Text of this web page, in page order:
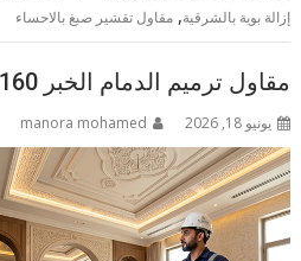
إزالة بوية بالشرقية,مقاول تقشير صبغ بالاحساء
مقاول ترميم الدمام الخبر 0562466160
يونيو 18, 2026 manora mohamed